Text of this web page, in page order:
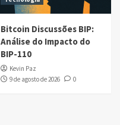
Bitcoin Discussões BIP:
Análise do Impacto do
BIP-110
Kevin Paz
9 de agosto de 2026
0